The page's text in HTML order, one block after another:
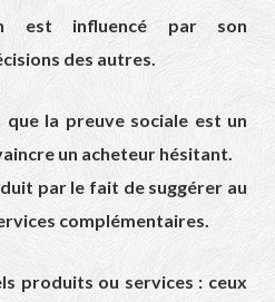
est influencé par son
des autres.
que la preuve sociale est un
un acheteur hésitant.
par le fait de suggérer au
complémentaires.
produits ou services : ceux